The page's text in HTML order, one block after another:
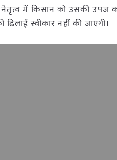
के नेतृत्व में किसान को उसकी
स्वीकार नहीं की जाएगी।